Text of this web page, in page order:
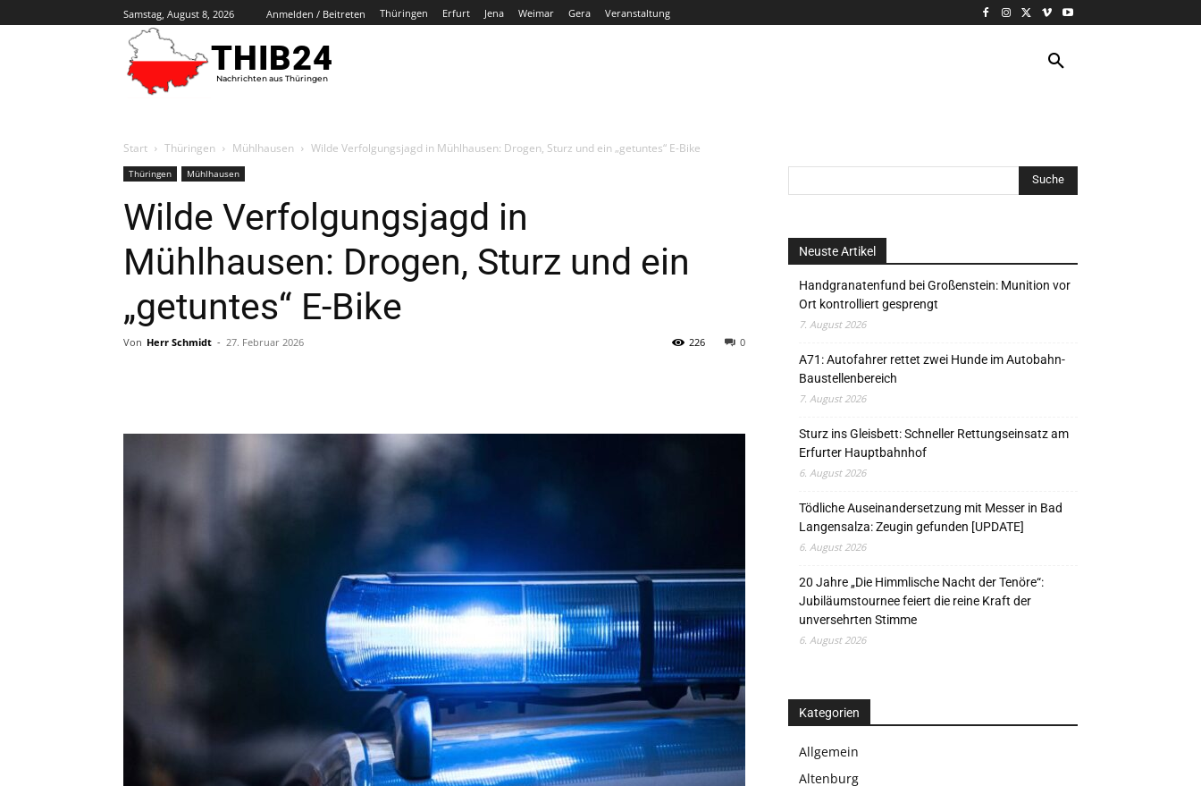
Samstag, August 8, 2026 Anmelden / Beitreten Thüringen Erfurt Jena Weimar Gera Veranstaltung
THIB24
Nachrichten aus Thüringen
Start Thüringen Mühlhausen Wilde Verfolgungsjagd in Mühlhausen: Drogen, Sturz und ein „getuntes“ E-Bike
Thüringen Mühlhausen
Wilde Verfolgungsjagd in
Mühlhausen: Drogen, Sturz und ein
„getuntes“ E-Bike
Von Herr Schmidt - 27. Februar 2026 0
226
Neuste Artikel
Handgranatenfund bei Großenstein: Munition vor
Ort kontrolliert gesprengt
7. August 2026
A71: Autofahrer rettet zwei Hunde im Autobahn-
Baustellenbereich
7. August 2026
Sturz ins Gleisbett: Schneller Rettungseinsatz am
Erfurter Hauptbahnhof
6. August 2026
Tödliche Auseinandersetzung mit Messer in Bad
Langensalza: Zeugin gefunden [UPDATE]
6. August 2026
20 Jahre „Die Himmlische Nacht der Tenöre“:
Jubiläumstournee feiert die reine Kraft der
unversehrten Stimme
6. August 2026
Kategorien
Allgemein
Altenburg